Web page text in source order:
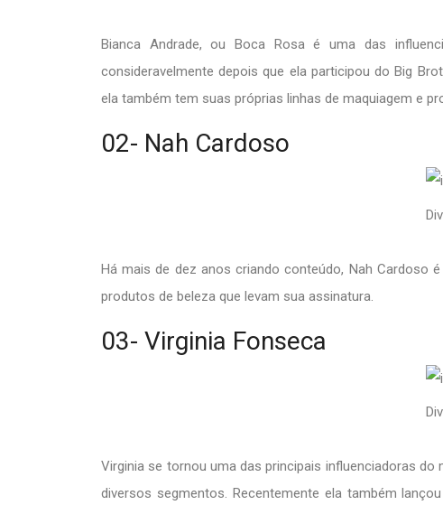
Bianca Andrade, ou Boca Rosa é uma das
consideravelmente depois que ela participou do Big
ela também tem suas próprias linhas de maquiagem e
02- Nah Cardoso
Há mais de dez anos criando conteúdo, Nah Cardoso
produtos de beleza que levam sua assinatura.
03- Virginia Fonseca
Virginia se tornou uma das principais influenciadoras
diversos segmentos. Recentemente ela também